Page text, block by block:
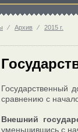
⁄ Архив ⁄ 2015 г.
Государственный
сравнению с
Внешний
уменьшившись с